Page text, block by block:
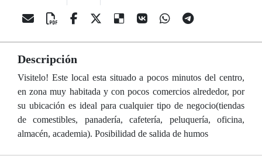
Descripción
Visitelo! Este local esta situado a pocos minutos del centro,
en zona muy habitada y con pocos comercios alrededor, por
su ubicación es ideal para cualquier tipo de negocio(tiendas
de comestibles, panadería, cafetería, peluquería, oficina,
almacén, academia). Posibilidad de salida de humos